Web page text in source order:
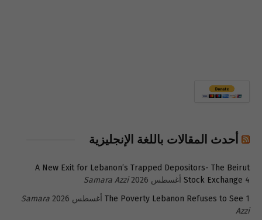
أحدث المقالات باللغة الإنجليزية
A New Exit for Lebanon’s Trapped Depositors- The Beirut
Stock Exchange 4 أغسطس 2026
Samara Azzi
The Poverty Lebanon Refuses to See 1 أغسطس 2026
Samara
Azzi